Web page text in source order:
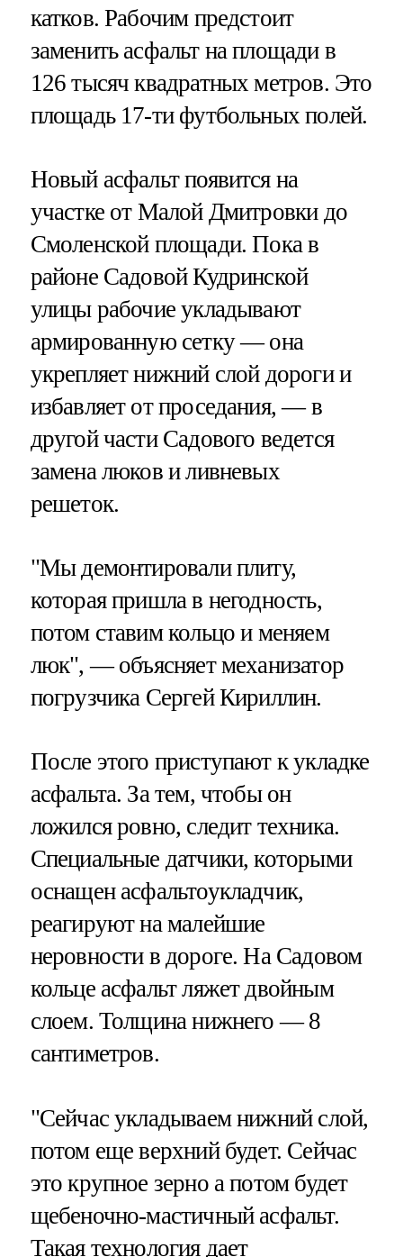
катков. Рабочим предстоит
заменить асфальт на площади в
126 тысяч квадратных метров. Это
площадь 17-ти футбольных полей.
Новый асфальт появится на
участке от Малой Дмитровки до
Смоленской площади. Пока в
районе Садовой Кудринской
улицы рабочие укладывают
армированную сетку — она
укрепляет нижний слой дороги и
избавляет от проседания, — в
другой части Садового ведется
замена люков и ливневых
решеток.
"Мы демонтировали плиту,
которая пришла в негодность,
потом ставим кольцо и меняем
люк", — объясняет механизатор
погрузчика Сергей Кириллин.
После этого приступают к укладке
асфальта. За тем, чтобы он
ложился ровно, следит техника.
Специальные датчики, которыми
оснащен асфальтоукладчик,
реагируют на малейшие
неровности в дороге. На Садовом
кольце асфальт ляжет двойным
слоем. Толщина нижнего — 8
сантиметров.
"Сейчас укладываем нижний слой,
потом еще верхний будет. Сейчас
это крупное зерно а потом будет
щебеночно-мастичный асфальт.
Такая технология дает